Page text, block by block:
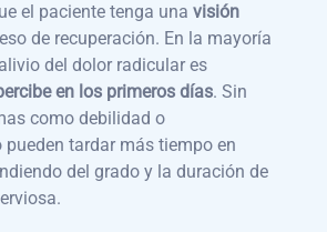
el paciente tenga una visión
de recuperación. En la mayoría
del dolor radicular es
en los primeros días. Sin
como debilidad o
tardar más tiempo en
del grado y la duración de